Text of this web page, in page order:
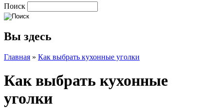
Поиск
Вы здесь
Главная » Как выбрать кухонные уголки
Как выбрать кухонные
уголки